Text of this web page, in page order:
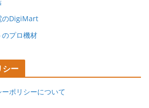
のDigiMart
プロ機材
シー
ポリシーについて